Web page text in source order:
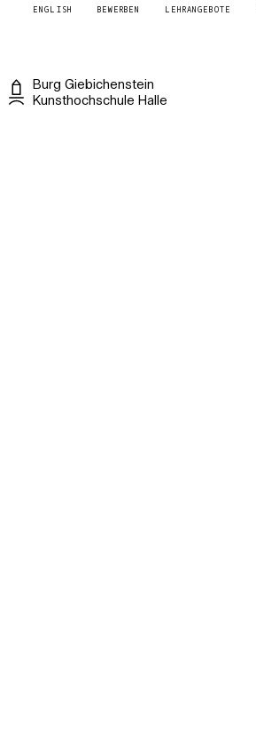
ENGLISH BEWERBEN LEHRANGEBOTE
Burg Giebichenstein
Kunsthochschule Halle